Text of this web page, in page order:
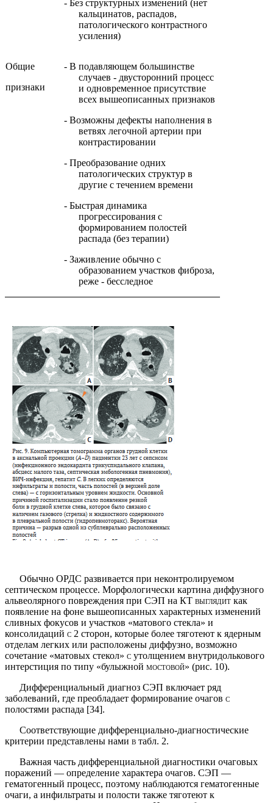
- Без структурных изменений (нет
кальцинатов, распадов,
патологического контрастного
усиления)
Общие
признаки
- В подавляющем большинстве
случаев - двусторонний процесс
и одновременное присутствие
всех вышеописанных признаков
- Возможны дефекты наполнения в
ветвях легочной артерии при
контрастировании
- Преобразование одних
патологических структур в
другие с течением времени
- Быстрая динамика
прогрессирования с
формированием полостей
распада (без терапии)
- Заживление обычно с
образованием участков фиброза,
реже - бесследное
Обычно ОРДС развивается при неконтролируе­мом
септическом процессе. Морфологически картина диффузного
альвеолярного повреждения при СЭП на КТ выглядит как
появление на фоне вышеописанных характерных изменений
сливных фокусов и участков «матового стекла» и
консолидаций с 2 сторон, которые более тяготеют к ядерным
отделам легких или рас­положены диффузно, возможно
сочетание «матовых стекол» с утолщением внутридолькового
интерстиция по типу «булыжной мостовой» (рис. 10).
Дифференциальный диагноз СЭП включает ряд
заболеваний, где преобладает формирование очагов с
полостями распада [34].
Соответствующие дифференциально-диагности­ческие
критерии представлены нами в табл. 2.
Важная часть дифференциальной диагностики оча­говых
поражений — определение характера очагов. СЭП —
гематогенный процесс, поэтому наблюдаются гематогенные
очаги, а инфильтраты и полости также тяготеют к